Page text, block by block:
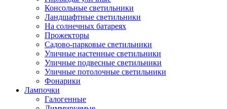
Консольные светильники
Ландшафтные светильники
На солнечных батареях
Прожекторы
Садово-парковые светильники
Уличные настенные светильники
Уличные подвесные светильники
Уличные потолочные светильники
Фонарики
Лампочки
Галогенные